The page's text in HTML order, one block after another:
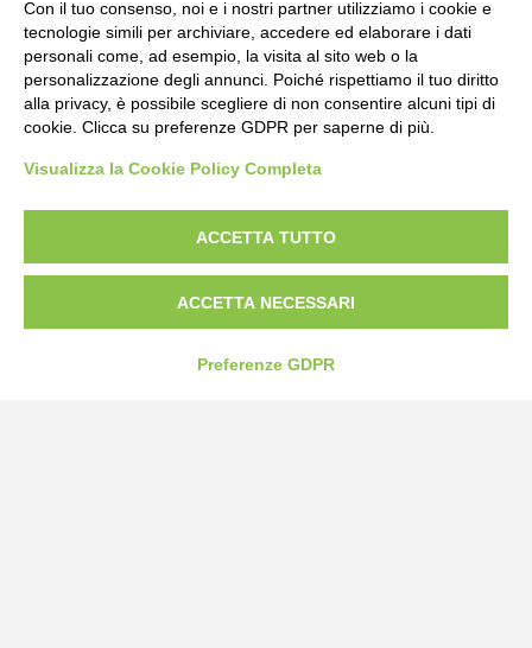
Strada Statale 231 Alba-Bra
Tel:0172-478161
Con il tuo consenso, noi e i nostri partner utilizziamo i cookie e
tecnologie simili per archiviare, accedere ed elaborare i dati
personali come, ad esempio, la visita al sito web o la
personalizzazione degli annunci. Poiché rispettiamo il tuo diritto
alla privacy, è possibile scegliere di non consentire alcuni tipi di
cookie. Clicca su preferenze GDPR per saperne di più.
Visualizza la Cookie Policy Completa
ACCETTA TUTTO
ACCETTA NECESSARI
Preferenze GDPR